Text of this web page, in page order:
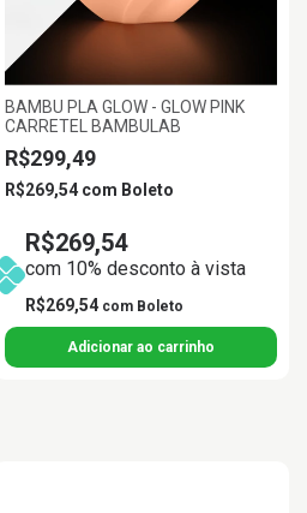
BAMBU PLA GLOW - GLOW PINK
CARRETEL BAMBULAB
R$299,49
R$269,54 com Boleto
R$269,54
com 10% desconto à vista
R$269,54 com Boleto